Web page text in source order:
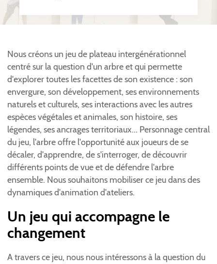
Nous créons un jeu de plateau intergénérationnel
centré sur la question d'un arbre et qui permette
d'explorer toutes les facettes de son existence : son
envergure, son développement, ses environnements
naturels et culturels, ses interactions avec les autres
espèces végétales et animales, son histoire, ses
légendes, ses ancrages territoriaux... Personnage central
du jeu, l'arbre offre l'opportunité aux joueurs de se
décaler, d'apprendre, de s'interroger, de découvrir
différents points de vue et de défendre l'arbre
ensemble. Nous souhaitons mobiliser ce jeu dans des
dynamiques d'animation d'ateliers.
Un jeu qui accompagne le
changement
A travers ce jeu, nous nous intéressons à la question du